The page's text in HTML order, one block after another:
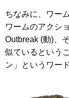
ちなみに、ワー
ワームのアクシ
Outbreak (動)、
似ているという
ン」というワー